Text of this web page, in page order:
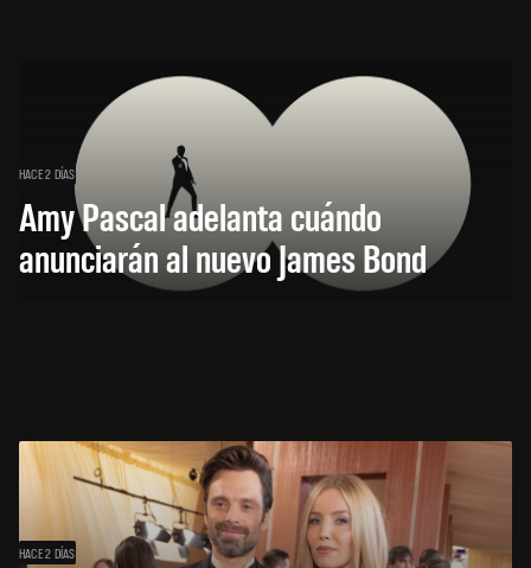
HACE 2 DÍAS
Amy Pascal adelanta cuándo
anunciarán al nuevo James Bond
HACE 2 DÍAS